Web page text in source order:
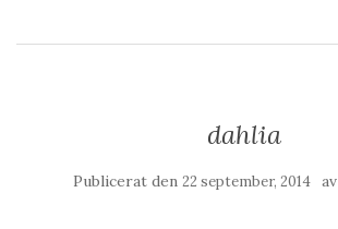
dahlia
Publicerat den 22 september, 2014 av